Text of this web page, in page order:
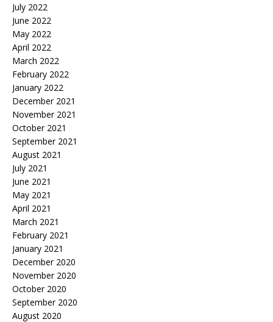
July 2022
June 2022
May 2022
April 2022
March 2022
February 2022
January 2022
December 2021
November 2021
October 2021
September 2021
August 2021
July 2021
June 2021
May 2021
April 2021
March 2021
February 2021
January 2021
December 2020
November 2020
October 2020
September 2020
August 2020